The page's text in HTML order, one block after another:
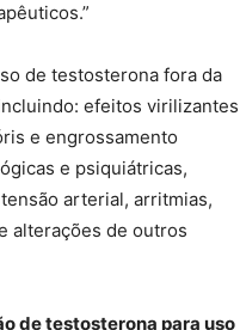
de testosterona fora da
efeitos virilizantes
e engrossamento
e psiquiátricas,
arterial, arritmias,
alterações de outros
de testosterona para uso